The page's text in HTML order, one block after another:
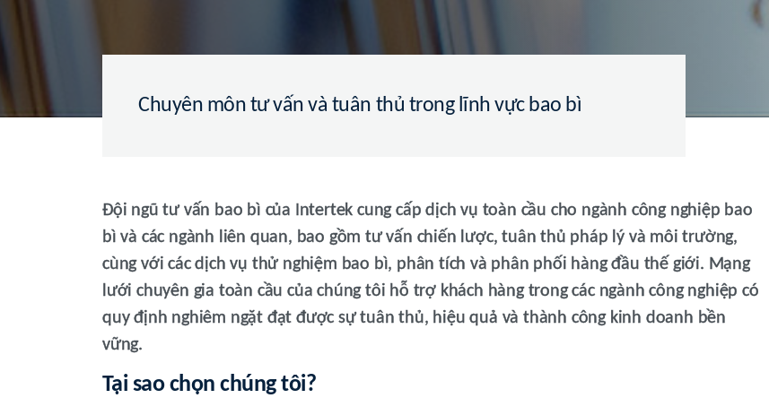
Chuyên môn tư vấn và tuân thủ trong lĩnh vực bao bì
Đội ngũ tư vấn bao bì của Intertek cung cấp dịch vụ toàn cầu cho ngành công nghiệp bao
bì và các ngành liên quan, bao gồm tư vấn chiến lược, tuân thủ pháp lý và môi trường,
cùng với các dịch vụ thử nghiệm bao bì, phân tích và phân phối hàng đầu thế giới. Mạng
lưới chuyên gia toàn cầu của chúng tôi hỗ trợ khách hàng trong các ngành công nghiệp có
quy định nghiêm ngặt đạt được sự tuân thủ, hiệu quả và thành công kinh doanh bền
vững.
Tại sao chọn chúng tôi?